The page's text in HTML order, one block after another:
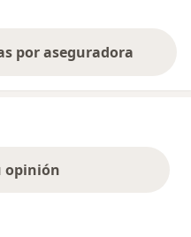
por aseguradora
opinión